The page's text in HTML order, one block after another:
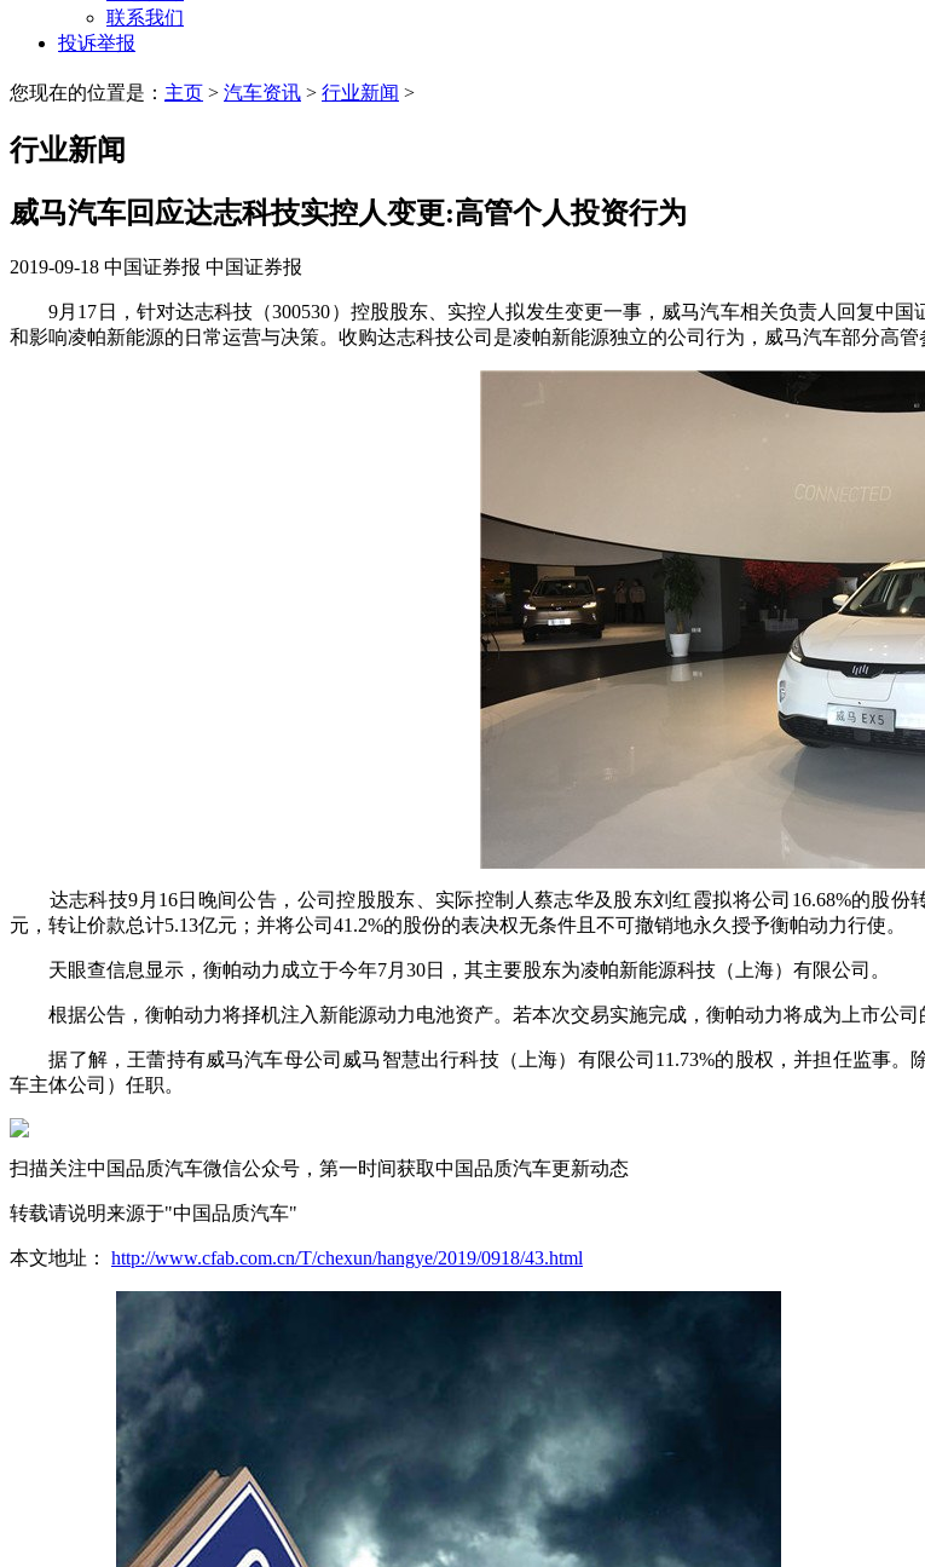
联系我们
投诉举报
您现在的位置是： 主页 > 汽车资讯 > 行业新闻 >
行业新闻
威马汽车回应达志科技实控人变更:高管个人投资行为
2019-09-18 中国证券报 中国证券报
9月17日，针对达志科技（300530）控股股东、实控人拟发生变更一事，威马汽车相关负责人回复中
和影响凌帕新能源的日常运营与决策。收购达志科技公司是凌帕新能源独立的公司行为，威马汽车部分
达志科技9月16日晚间公告，公司控股股东、实际控制人蔡志华及股东刘红霞拟将公司16.68%的股份
元，转让价款总计5.13亿元；并将公司41.2%的股份的表决权无条件且不可撤销地永久授予衡帕动力行使
天眼查信息显示，衡帕动力成立于今年7月30日，其主要股东为凌帕新能源科技（上海）有限公司。
根据公告，衡帕动力将择机注入新能源动力电池资产。若本次交易实施完成，衡帕动力将成为上市公
据了解，王蕾持有威马汽车母公司威马智慧出行科技（上海）有限公司11.73%的股权，并担任监事。
车主体公司）任职。
扫描关注中国品质汽车微信公众号，第一时间获取中国品质汽车更新动态
转载请说明来源于"中国品质汽车"
本文地址： http://www.cfab.com.cn/T/chexun/hangye/2019/0918/43.html